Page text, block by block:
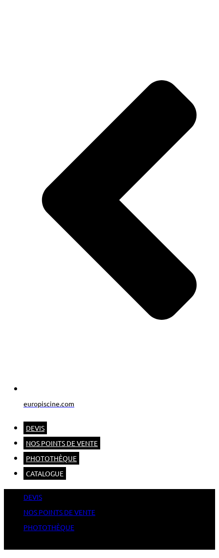
europiscine.com
DEVIS
NOS POINTS DE VENTE
PHOTOTHÈQUE
CATALOGUE
DEVIS
NOS POINTS DE VENTE
PHOTOTHÈQUE